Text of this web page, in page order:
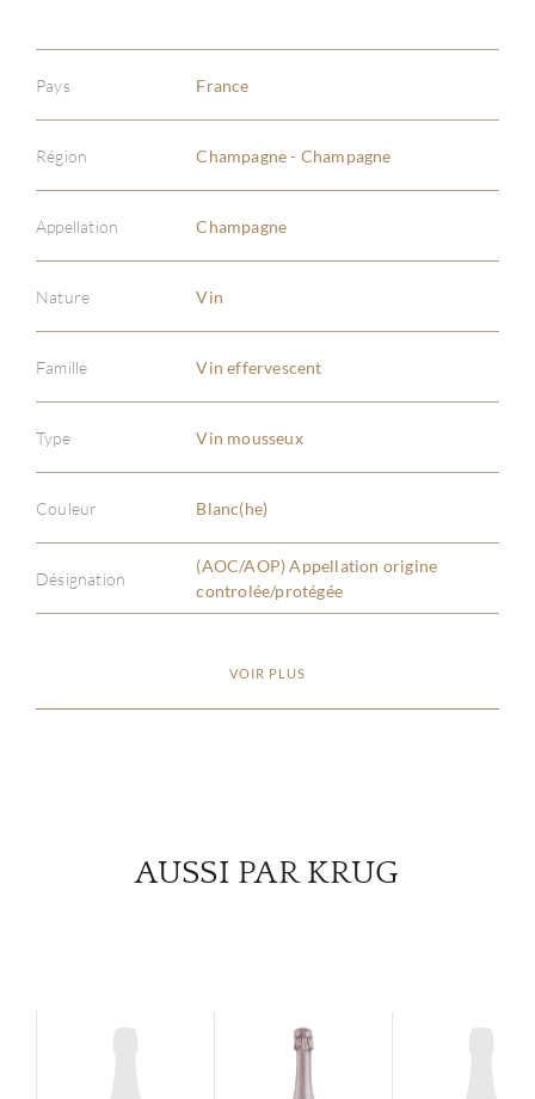
Pays France
Région Champagne - Champagne
Appellation Champagne
Nature Vin
Famille Vin effervescent
Type Vin mousseux
Couleur Blanc(he)
Désignation
(AOC/AOP) Appellation origine
controlée/protégée
VOIR PLUS
AUSSI PAR KRUG